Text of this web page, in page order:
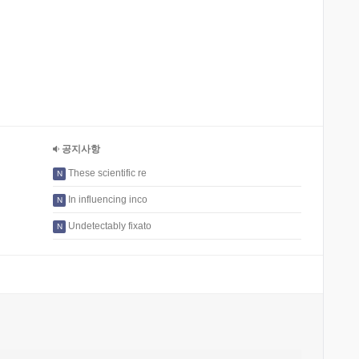
공지사항
N These scientific re
N In influencing inco
N Undetectably fixato